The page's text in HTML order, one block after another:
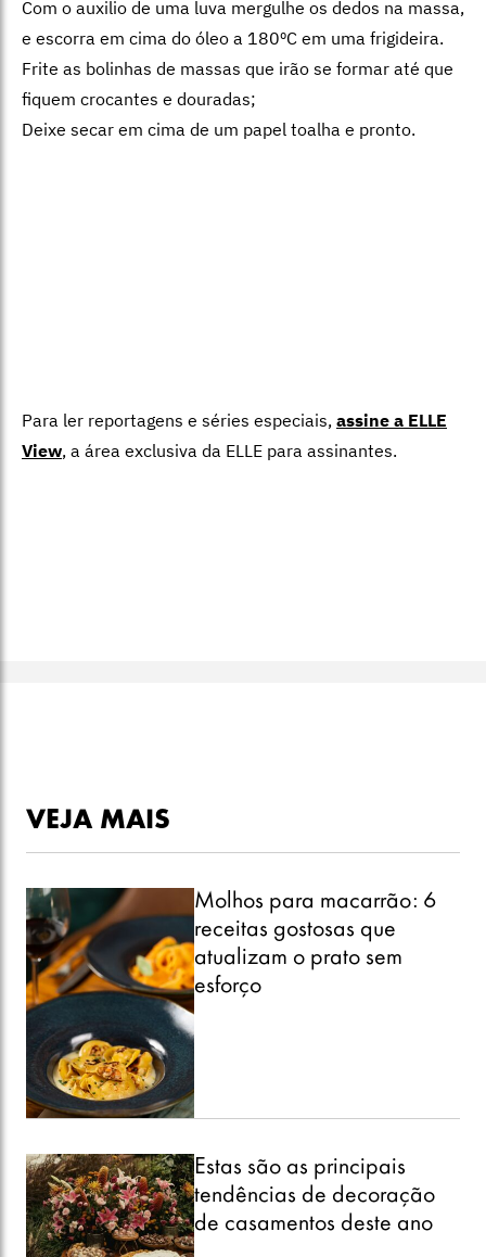
Com o auxilio de uma luva mergulhe os dedos na massa,
e escorra em cima do óleo a 180ºC em uma frigideira.
Frite as bolinhas de massas que irão se formar até que
fiquem crocantes e douradas;
Deixe secar em cima de um papel toalha e pronto.
Para ler reportagens e séries especiais, assine a ELLE
View, a área exclusiva da ELLE para assinantes.
VEJA MAIS
Molhos para macarrão: 6
receitas gostosas que
atualizam o prato sem
esforço
Estas são as principais
tendências de decoração
de casamentos deste ano